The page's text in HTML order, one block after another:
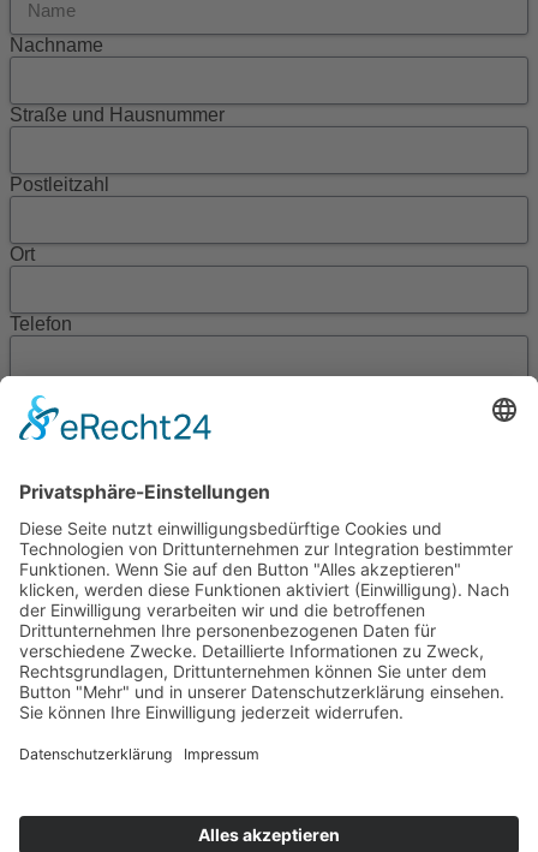
Nachname
Straße und Hausnummer
Postleitzahl
Ort
Telefon
Mobil
Ich wünsche einen Beratungstermin am*
um
zu folgendem Einrichtungsbereich*
Die Datenschutzerklärung habe ich gelesen und erkläre
Senden